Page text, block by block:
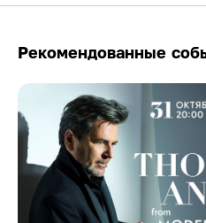
Рекомендованные